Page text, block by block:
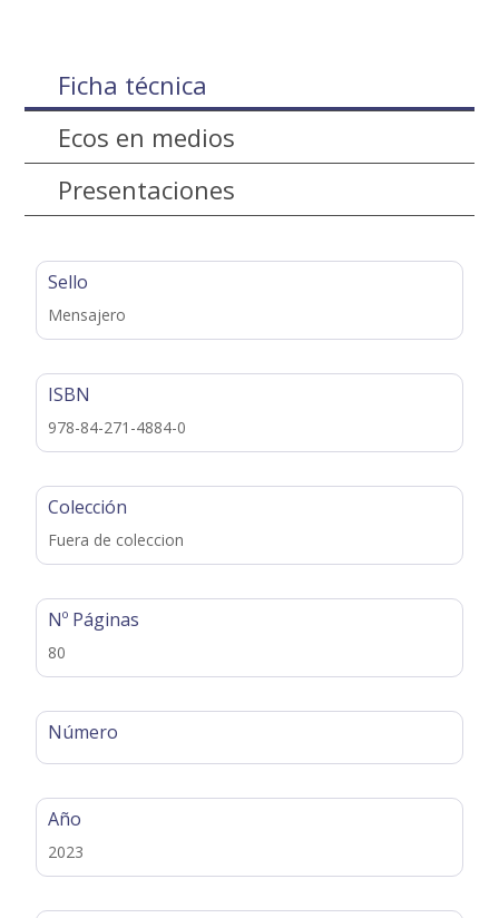
Ficha técnica
Ecos en medios
Presentaciones
Sello
Mensajero
ISBN
978-84-271-4884-0
Colección
Fuera de coleccion
Nº Páginas
80
Número
Año
2023